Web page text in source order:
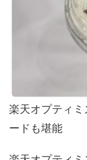
楽天オプティ
ードも堪能